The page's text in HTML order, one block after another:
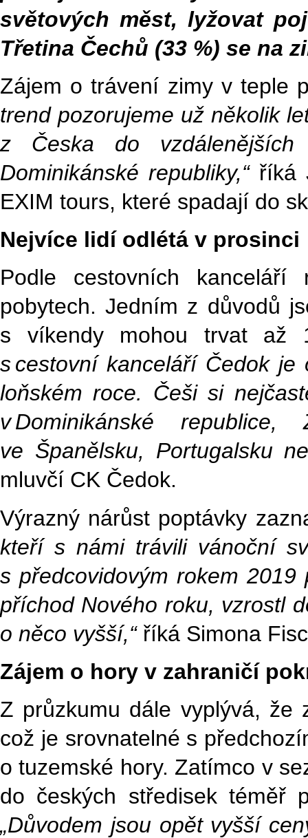
světových měst, lyžovat
Třetina Čechů (33 %) se na
Zájem o trávení zimy v teple
trend pozorujeme už několik
z Česka do
Dominikánské republiky,“říká
EXIM tours, které spadají do
Nejvíce lidí odlétá v prosinci
Podle cestovních kanceláří
pobytech. Jedním z důvodů
s víkendy mohou trvat až
scestovní kanceláří Čedok
loňském roce. Češi si
vDominikánské
ve Španělsku, Portugalsku
mluvčí CK Čedok.
Výrazný nárůst poptávky
kteří s námi trávili vánoční
s předcovidovým rokem
příchod Nového roku, vzrostl
o něco vyšší,“ říká Simona
Zájem o hory v zahraničí
Z průzkumu dále vyplývá, že
což je srovnatelné s
o tuzemské hory. Zatímco v
do českých středisek téměř
„Důvodem jsou opět vyšší